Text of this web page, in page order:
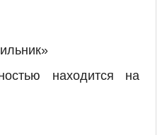
находится на